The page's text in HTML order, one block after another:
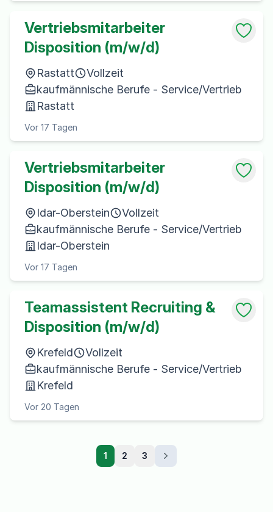
Vertriebsmitarbeiter
Disposition (m/w/d)
Rastatt
Vollzeit
kaufmännische Berufe - Service/Vertrieb
Rastatt
Vor 17 Tagen
Vertriebsmitarbeiter
Disposition (m/w/d)
Idar-Oberstein
Vollzeit
kaufmännische Berufe - Service/Vertrieb
Idar-Oberstein
Vor 17 Tagen
Teamassistent Recruiting &
Disposition (m/w/d)
Krefeld
Vollzeit
kaufmännische Berufe - Service/Vertrieb
Krefeld
Vor 20 Tagen
1 2 3
Weiter